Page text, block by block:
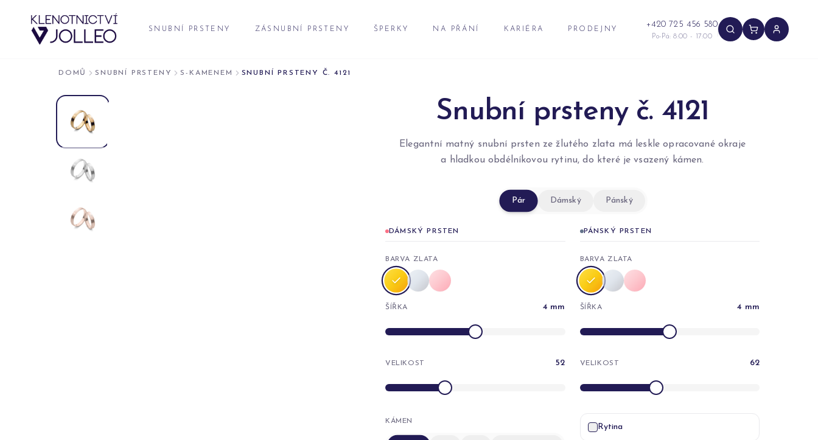
SNUBNÍ PRSTENY ZÁSNUBNÍ PRSTENY ŠPERKY NA PŘÁNÍ KARIÉRA PRODEJNY +420 725 456 580
Po-Pá: 8:00 - 17:00
DOMŮ SNUBNÍ PRSTENY S-KAMENEM SNUBNÍ PRSTENY Č. 4121
Snubní prsteny č. 4121
Elegantní matný snubní prsten ze žlutého zlata má leskle opracované okraje
a hladkou obdélníkovou rytinu, do které je vsazený kámen.
Pár Dámský Pánský
DÁMSKÝ PRSTEN
BARVA ZLATA
ŠÍŘKA 4 mm
VELIKOST 52
KÁMEN
PÁNSKÝ PRSTEN
BARVA ZLATA
ŠÍŘKA 4 mm
VELIKOST 62
Rytina